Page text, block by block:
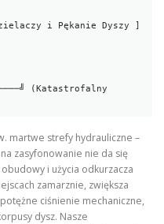
(Katastrofalny
martwe strefy hydrauliczne –
zasyfonowanie nie da się
i użycia odkurzacza
zamarznie, zwiększa
ciśnienie mechaniczne,
dysz. Nasze